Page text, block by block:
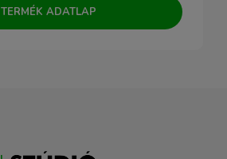
TERMÉK ADATLAP